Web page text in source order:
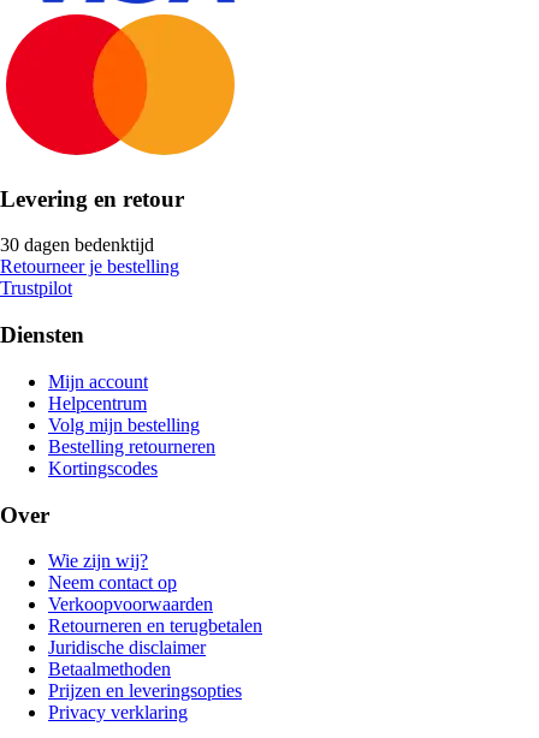
Levering en retour
30 dagen bedenktijd
Retourneer je bestelling
Trustpilot
Diensten
Mijn account
Helpcentrum
Volg mijn bestelling
Bestelling retourneren
Kortingscodes
Over
Wie zijn wij?
Neem contact op
Verkoopvoorwaarden
Retourneren en terugbetalen
Juridische disclaimer
Betaalmethoden
Prijzen en leveringsopties
Privacy verklaring